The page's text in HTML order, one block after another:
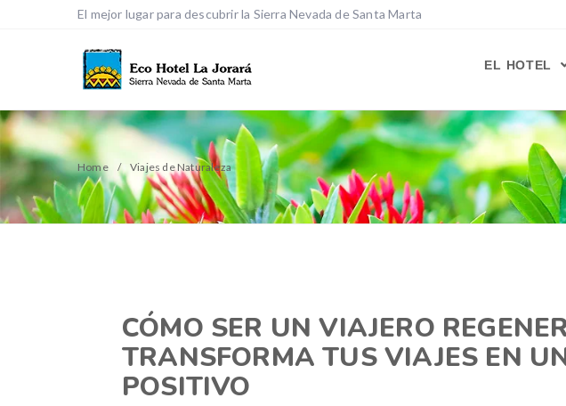
El mejor lugar para descubrir la Sierra Nevada de Santa Marta
EL HOTEL
Home Viajes de Naturaleza
CÓMO SER UN VIAJERO
TRANSFORMA TUS VIAJES EN
POSITIVO